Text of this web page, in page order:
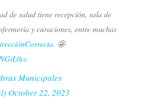
de salud tiene recepción, sala de
y curaciones, entre muchas
. 🤩
Municipales
October 22, 2023